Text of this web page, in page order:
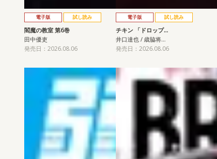
電子版 試し読み
閻魔の教室 第6巻
田中優吏
発売日：2026.08.06
電子版 試し読み
チキン 「ドロップ…
井口達也 / 歳脇将…
発売日：2026.08.06